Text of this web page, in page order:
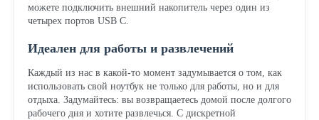
можете подключить внешний накопитель через один из
четырех портов USB C.
Идеален для работы и развлечений
Каждый из нас в какой-то момент задумывается о том, как
использовать свой ноутбук не только для работы, но и для
отдыха. Задумайтесь: вы возвращаетесь домой после долгого
рабочего дня и хотите развлечься. С дискретной